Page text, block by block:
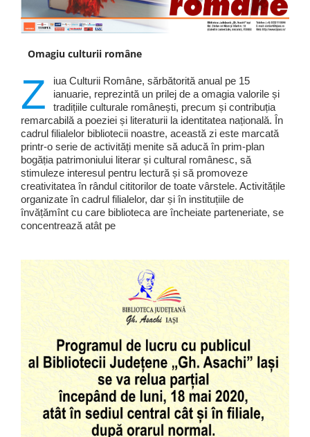
Omagiu culturii române
Z
iua Culturii Române, sărbătorită anual pe 15
ianuarie, reprezintă un prilej de a omagia valorile și
tradițiile culturale românești, precum și contribuția
remarcabilă a poeziei și literaturii la identitatea națională. În
cadrul filialelor bibliotecii noastre, această zi este marcată
printr-o serie de activități menite să aducă în prim-plan
bogăția patrimoniului literar și cultural românesc, să
stimuleze interesul pentru lectură și să promoveze
creativitatea în rândul cititorilor de toate vârstele. Activitățile
organizate în cadrul filialelor, dar și în instituțiile de
învățămînt cu care biblioteca are încheiate parteneriate, se
concentrează atât pe